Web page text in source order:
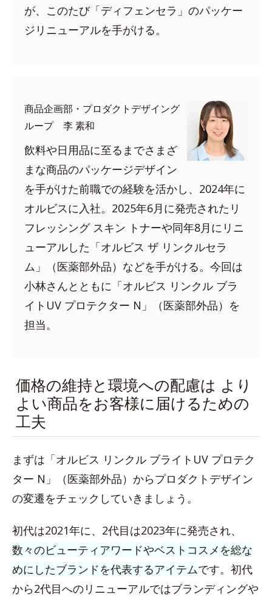
が、このたび「ディフェンセラ」のパッケー
ジリニューアルを手がける。
商品企画部・プロダクトデザイング
ループ 李 素和
飲料や日用品に至るまでさまざ
まな商品のパッケージデザイン
を手がけた前職での経験を活かし、2024年に
オルビスに入社。2025年6月に発売されたリ
フレッシング スキン トナーや同年8月にリニ
ューアルした「オルビス ザ リンクルセラ
ム」（医薬部外品）などを手がける。今回は
小林さんとともに「オルビス リンクル ブラ
イトUV プロテクター N」（医薬部外品）を
担当。
価格の維持と環境への配慮は より
よい商品をお客様に届けるための
工夫
まずは「オルビス リンクル ブライトUV プロテク
ター N」（医薬部外品）からプロダクトデザイン
の変遷をチェックしていきましょう。
初代は2021年に、2代目は2023年に発売され、
数々のビューティアワードやベストコスメを総な
めにしたブランドを代表するアイテムです。初代
から2代目へのリニューアルではブランディングや